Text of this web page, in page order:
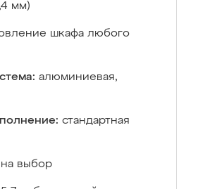
мм)
шкафа любого
алюминиевая,
стандартная
на выбор